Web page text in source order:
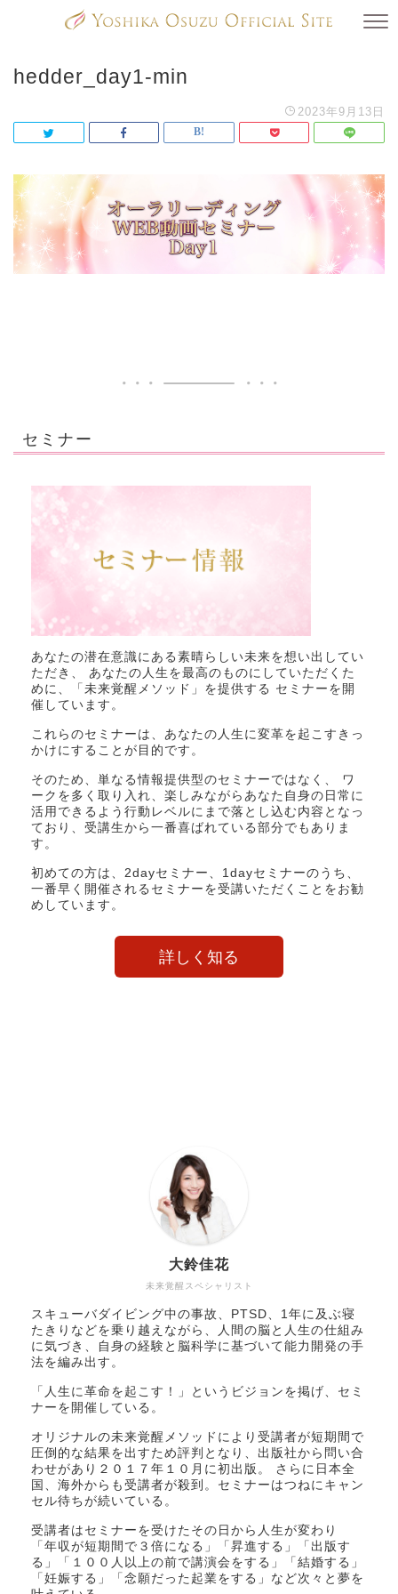
hedder_day1-min
2023年9月13日
セミナー
あなたの潜在意識にある素晴らしい未来を想い出してい
ただき、 あなたの人生を最高のものにしていただくた
めに、「未来覚醒メソッド」を提供する セミナーを開
催しています。
これらのセミナーは、あなたの人生に変革を起こすきっ
かけにすることが目的です。
そのため、単なる情報提供型のセミナーではなく、 ワ
ークを多く取り入れ、楽しみながらあなた自身の日常に
活用できるよう行動レベルにまで落とし込む内容となっ
ており、受講生から一番喜ばれている部分でもありま
す。
初めての方は、2dayセミナー、1dayセミナーのうち、
一番早く開催されるセミナーを受講いただくことをお勧
めしています。
詳しく知る
未来覚醒スペシャリスト
大鈴佳花
スキューバダイビング中の事故、PTSD、1年に及ぶ寝
たきりなどを乗り越えながら、人間の脳と人生の仕組み
に気づき、自身の経験と脳科学に基づいて能力開発の手
法を編み出す。
「人生に革命を起こす！」というビジョンを掲げ、セミ
ナーを開催している。
オリジナルの未来覚醒メソッドにより受講者が短期間で
圧倒的な結果を出すため評判となり、出版社から問い合
わせがあり２０１７年１０月に初出版。 さらに日本全
国、海外からも受講者が殺到。セミナーはつねにキャン
セル待ちが続いている。
受講者はセミナーを受けたその日から人生が変わり
「年収が短期間で３倍になる」「昇進する」「出版す
る」「１００人以上の前で講演会をする」「結婚する」
「妊娠する」「念願だった起業をする」など次々と夢を